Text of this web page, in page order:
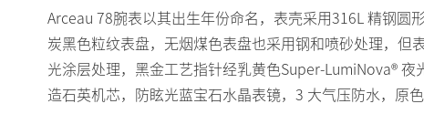
Arceau 78腕表以其出生年份命名，表壳采用316L 精钢
炭黑色粒纹表盘，无烟煤色表盘也采用钢和喷砂处理，
光涂层处理，黑金工艺指针经乳黄色Super-LumiNova®
造石英机芯，防眩光蓝宝石水晶表镜，3 大气压防水，原